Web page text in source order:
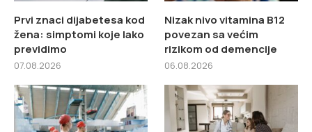
Prvi znaci dijabetesa kod
žena: simptomi koje lako
previdimo
07.08.2026
Nizak nivo vitamina B12
povezan sa većim
rizikom od demencije
06.08.2026